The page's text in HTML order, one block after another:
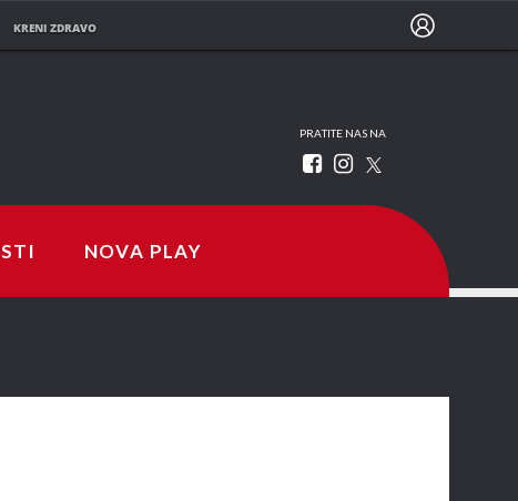
KRENI ZDRAVO
PRATITE NAS NA
NOVA PLAY